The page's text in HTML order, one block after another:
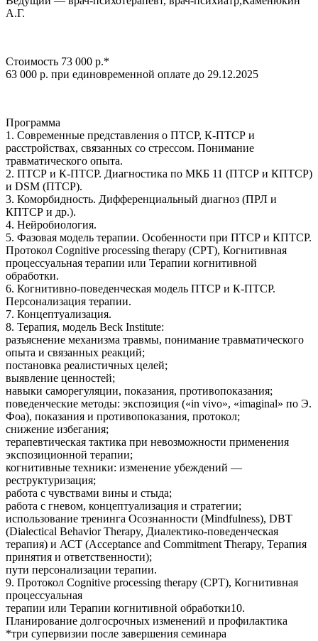
А.Г.
Стоимость 73 000 р.*
63 000 р. при единовременной оплате до 29.12.2025
Программа
1. Современные представления о ПТСР, К-ПТСР и
расстройствах, связанных со стрессом. Понимание
травматического опыта.
2. ПТСР и К-ПТСР. Диагностика по МКБ 11 (ПТСР и КПТСР)
и DSM (ПТСР).
3. Коморбидность. Дифференциальный диагноз (ПРЛ и
КПТСР и др.).
4. Нейробиология.
5. Фазовая модель терапии. Особенности при ПТСР и КПТСР.
Протокол Cognitive processing therapy (CPT), Когнитивная
процессуальная терапии или Терапии когнитивной
обработки.
6. Когнитивно-поведенческая модель ПТСР и К-ПТСР.
Персонализация терапии.
7. Концептуализация.
8. Терапия, модель Beck Institute:
разъяснение механизма травмы, понимание травматического
опыта и связанных реакций;
постановка реалистичных целей;
выявление ценностей;
навыки саморегуляции, показания, противопоказания;
поведенческие методы: экспозиция («in vivo», «imaginal» по Э.
Фоа), показания и противопоказания, протокол;
снижение избегания;
терапевтическая тактика при невозможности применения
экспозиционной терапии;
когнитивные техники: изменение убеждений —
реструктуризация;
работа с чувствами вины и стыда;
работа с гневом, концептуализация и стратегии;
использование тренинга Осознанности (Мindfulness), DBT
(Dialectical Behavior Therapy, Диалектико-поведенческая
терапия) и АСТ (Acceptance and Commitment Therapy, Терапия
принятия и ответственности);
пути персонализации терапии.
9. Протокол Cognitive processing therapy (CPT), Когнитивная
процессуальная
терапии или Терапии когнитивной обработки10.
Планирование долгосрочных изменений и профилактика
*три супервизии после завершения семинара